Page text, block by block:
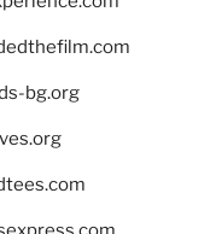
bg.org